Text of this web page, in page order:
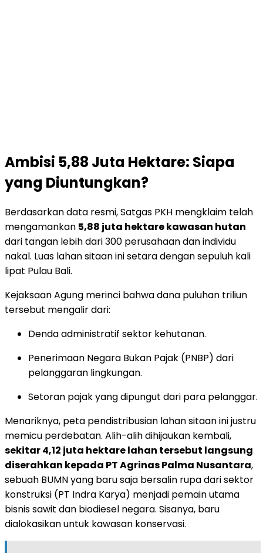
Ambisi 5,88 Juta Hektare: Siapa
yang Diuntungkan?
Berdasarkan data resmi, Satgas PKH mengklaim telah
mengamankan 5,88 juta hektare kawasan hutan
dari tangan lebih dari 300 perusahaan dan individu
nakal. Luas lahan sitaan ini setara dengan sepuluh kali
lipat Pulau Bali.
Kejaksaan Agung merinci bahwa dana puluhan triliun
tersebut mengalir dari:
Denda administratif sektor kehutanan.
Penerimaan Negara Bukan Pajak (PNBP) dari
pelanggaran lingkungan.
Setoran pajak yang dipungut dari para pelanggar.
Menariknya, peta pendistribusian lahan sitaan ini justru
memicu perdebatan. Alih-alih dihijaukan kembali,
sekitar 4,12 juta hektare lahan tersebut langsung
diserahkan kepada PT Agrinas Palma Nusantara,
sebuah BUMN yang baru saja bersalin rupa dari sektor
konstruksi (PT Indra Karya) menjadi pemain utama
bisnis sawit dan biodiesel negara. Sisanya, baru
dialokasikan untuk kawasan konservasi.